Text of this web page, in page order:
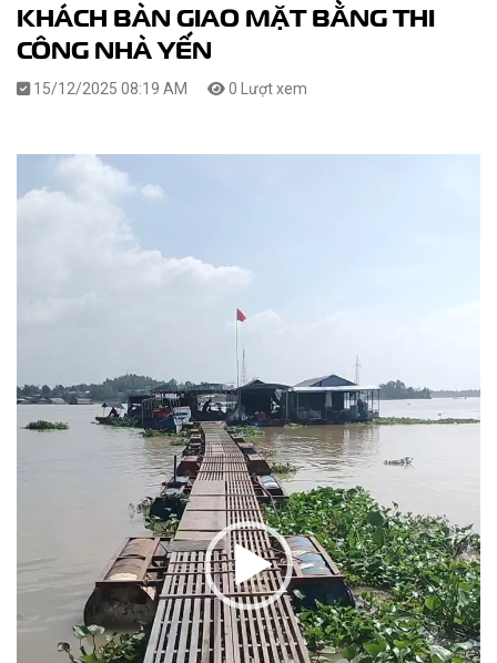
KHÁCH BÀN GIAO MẶT BẰNG THI
CÔNG NHÀ YẾN
15/12/2025 08:19 AM 0 Lượt xem
chơi